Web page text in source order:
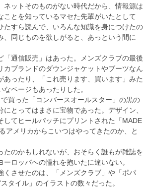
ネットそのものがない時代だから、情報源は
ことを知っているマセた先輩がいたとして
たすら読んで、いろんな知識を身につけたの
、同じものを欲しがると、あっという間に
「通信販売」はあった。メンズクラブの最後
カブランドのダウンジャケットやブーツなん
あったり、「これ売ります、買います」みた
ページもあったりした。
買った「コンバースオールスター」の黒の
とってはまさに宝物であった。デザイン、
してヒールパッチにプリントされた「MADE
アメリカからこいつはやってきたのか、と
たのかもしれないが、おそらく誰もが雑誌を
ロッパへの憧れを抱いたに違いない。
くさせたのは、「メンズクラブ」や「ポパ
タイル」のイラストの数々だった。